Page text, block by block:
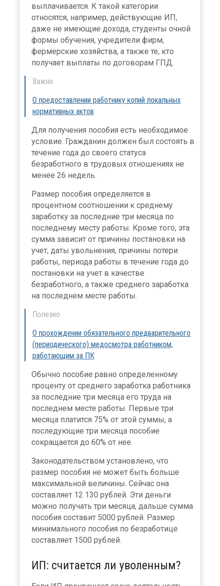
выплачивается. К такой категории
относятся, например, действующие ИП,
даже не имеющие дохода, студенты очной
формы обучения, учредители фирм,
фермерские хозяйства, а также те, кто
получает выплаты по договорам ГПД.
Важно
О предоставлении работнику копий локальных
нормативных актов
Для получения пособия есть необходимое
условие. Гражданин должен был состоять в
течение года до своего статуса
безработного в трудовых отношениях не
менее 26 недель.
Размер пособия определяется в
процентном соотношении к среднему
заработку за последние три месяца по
последнему месту работы. Кроме того, эта
сумма зависит от причины постановки на
учет, даты увольнения, причины потери
работы, периода работы в течение года до
постановки на учет в качестве
безработного, а также среднего заработка
на последнем месте работы.
Полезно
О прохождении обязательного предварительного
(периодического) медосмотра работником,
работающим за ПК
Обычно пособие равно определенному
проценту от среднего заработка работника
за последние три месяца его труда на
последнем месте работы. Первые три
месяца платится 75% от этой суммы, а
последующие три месяца пособие
сокращается до 60% от нее.
Законодательством установлено, что
размер пособия не может быть больше
максимальной величины. Сейчас она
составляет 12 130 рублей. Эти деньги
можно получать три месяца, дальше сумма
пособия составит 5000 рублей. Размер
минимального пособия по безработице
составляет 1500 рублей.
ИП: считается ли уволенным?